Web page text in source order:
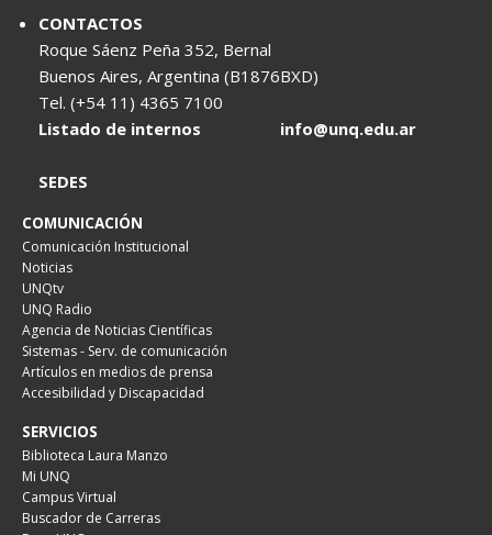
CONTACTOS
Roque Sáenz Peña 352, Bernal
Buenos Aires, Argentina (B1876BXD)
Tel. (+54 11) 4365 7100
Listado de internos
info@unq.edu.ar
SEDES
COMUNICACIÓN
Comunicación Institucional
Noticias
UNQtv
UNQ Radio
Agencia de Noticias Científicas
Sistemas - Serv. de comunicación
Artículos en medios de prensa
Accesibilidad y Discapacidad
SERVICIOS
Biblioteca Laura Manzo
Mi UNQ
Campus Virtual
Buscador de Carreras